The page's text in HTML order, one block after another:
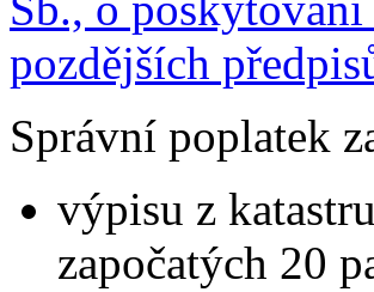
pozdějších
Správní poplatek
výpisu z
započatých 20